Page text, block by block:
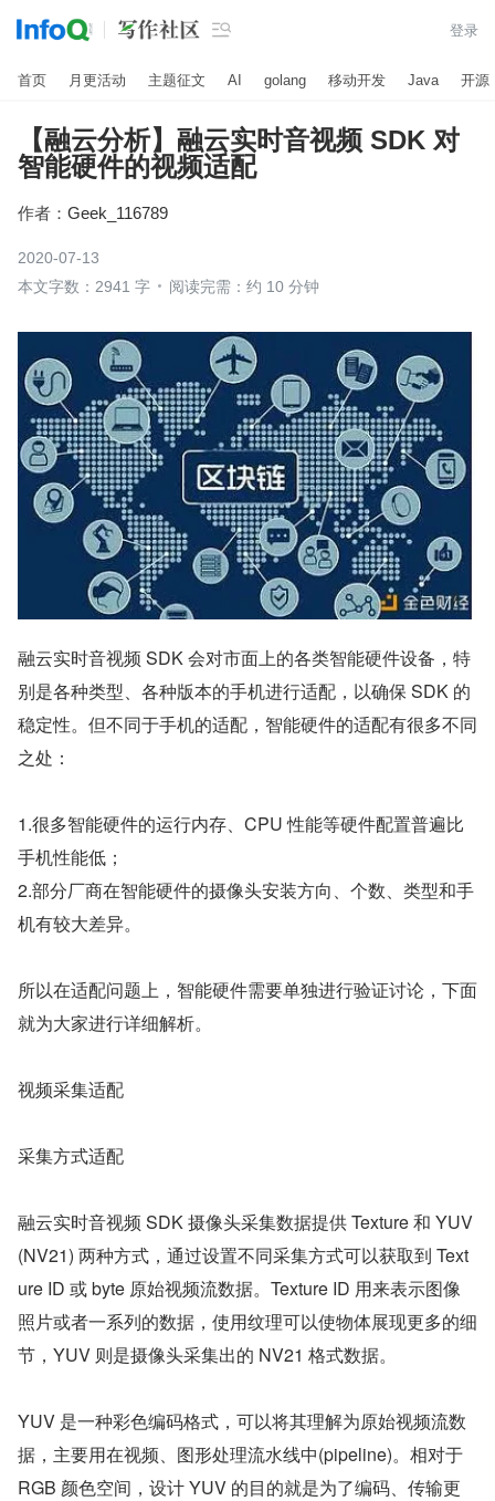
 登录
首页 月更活动 主题征文 AI golang 移动开发 Java 开源
【融云分析】融云实时音视频 SDK 对
智能硬件的视频适配
作者： Geek_116789
2020-07-13
本文字数：2941 字
阅读完需：约 10 分钟
融云实时音视频 SDK 会对市面上的各类智能硬件设备，特
别是各种类型、各种版本的手机进行适配，以确保 SDK 的
稳定性。但不同于手机的适配，智能硬件的适配有很多不同
之处：
1.很多智能硬件的运行内存、CPU 性能等硬件配置普遍比
手机性能低；
2.部分厂商在智能硬件的摄像头安装方向、个数、类型和手
机有较大差异。
所以在适配问题上，智能硬件需要单独进行验证讨论，下面
就为大家进行详细解析。
视频采集适配
采集方式适配
融云实时音视频 SDK 摄像头采集数据提供 Texture 和 YUV
(NV21) 两种方式，通过设置不同采集方式可以获取到 Text
ure ID 或 byte 原始视频流数据。Texture ID 用来表示图像
照片或者一系列的数据，使用纹理可以使物体展现更多的细
节，YUV 则是摄像头采集出的 NV21 格式数据。
YUV 是一种彩色编码格式，可以将其理解为原始视频流数
据，主要用在视频、图形处理流水线中(pipeline)。相对于
RGB 颜色空间，设计 YUV 的目的就是为了编码、传输更